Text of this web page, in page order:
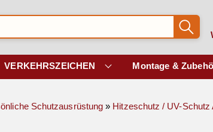
VERKEHRSZEICHEN Montage &
Schutzausrüstung » Hitzeschutz / UV-Schutz